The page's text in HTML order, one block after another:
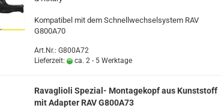
Kom­pa­ti­bel mit dem Schnell­wech­sel­sys­tem RAV
G800A70
Art.Nr.: G800A72
Lieferzeit:
ca. 2 - 5 Werktage
Ra­vaglio­li Spezial-​​ Mon­ta­ge­kopf aus Kunst­stoff
mit Ad­ap­ter RAV G800A73